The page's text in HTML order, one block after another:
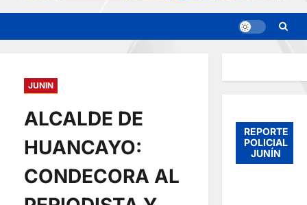
JUNIN
ALCALDE DE
HUANCAYO:
CONDECORA AL
REPORTE
POLICIAL
JUNÍN